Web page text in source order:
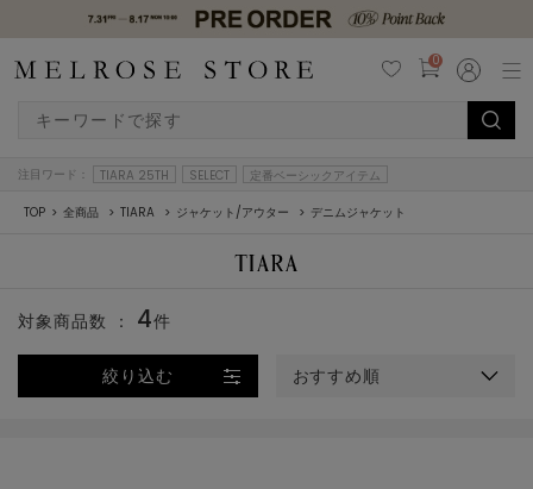
0
注目ワード： TIARA 25TH SELECT 定番ベーシックアイテム
TOP 全商品 TIARA ジャケット/アウター デニムジャケット
絞り込む おすすめ順
対象商品数 ： 4件